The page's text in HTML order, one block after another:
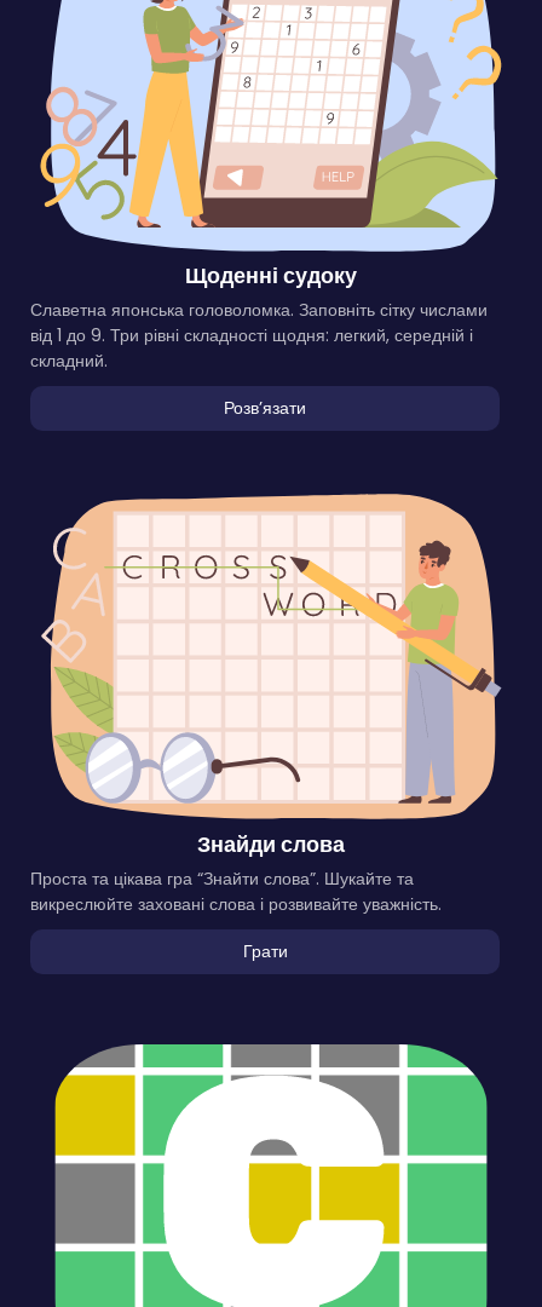
Щоденні судоку
Славетна японська головоломка. Заповніть сітку числами
від 1 до 9. Три рівні складності щодня: легкий, середній і
складний.
Розвʼязати
Знайди слова
Проста та цікава гра “Знайти слова”. Шукайте та
викреслюйте заховані слова і розвивайте уважність.
Грати